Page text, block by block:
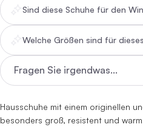
Sind diese Schuhe für den
Welche Größen sind für
Hausschuhe mit einem originellen
besonders groß, resistent und